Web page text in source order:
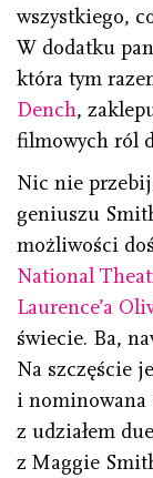
wszystkiego,
W dodatku
która tym
Dench,
filmowych ról
Nic nie
geniuszu
możliwości
National
Laurence’a
świecie. Ba,
Na szczęście
i
z udziałem
z Maggie